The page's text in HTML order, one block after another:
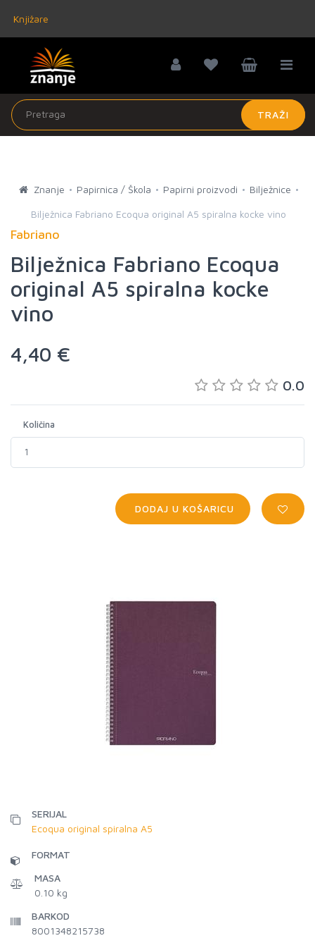
Knjižare
TRAŽI
Znanje Papirnica / Škola Papirni proizvodi Bilježnice
Bilježnica Fabriano Ecoqua original A5 spiralna kocke vino
Fabriano
Bilježnica Fabriano Ecoqua
original A5 spiralna kocke
vino
4,40 €
0.0
Količina
DODAJ U KOŠARICU
SERIJAL
Ecoqua original spiralna A5
FORMAT
MASA
0.10 kg
BARKOD
8001348215738